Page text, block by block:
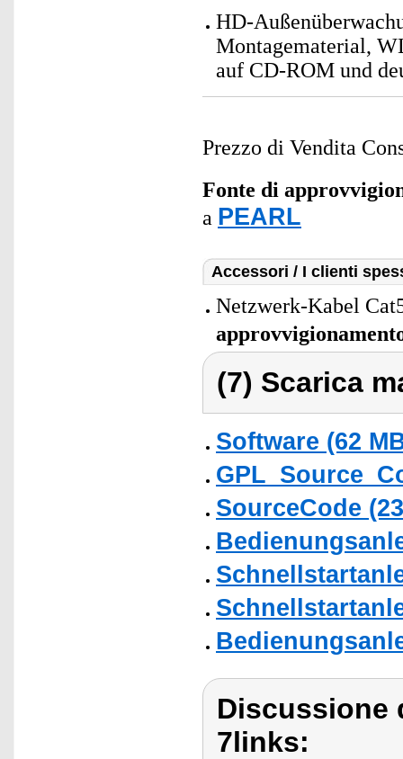
HD-
Montagematerial,
auf CD-ROM und
Prezzo di Vendita
Fonte di
a PEARL
Accessori / I clienti
Netzwerk-Kabel
(7) Scarica
Software (62
SourceCode
Discussione
7links: